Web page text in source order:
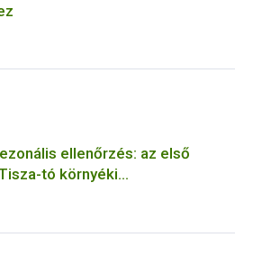
ellenőrzés: az első
tó környéki
érkeztek